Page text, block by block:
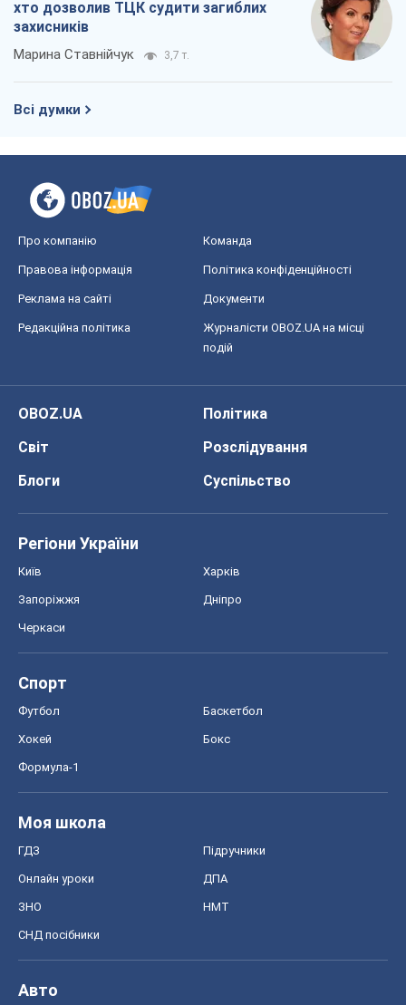
хто дозволив ТЦК судити загиблих
захисників
Марина Ставнійчук 3,7 т.
Всі думки
Про компанію Команда
Правова інформація Політика конфіденційності
Реклама на сайті Документи
Редакційна політика
Журналісти OBOZ.UA на місці
подій
OBOZ.UA
Політика
Світ
Розслідування
Блоги
Суспільство
Регіони України
Київ Харків
Запоріжжя Дніпро
Черкаси
Спорт
Футбол Баскетбол
Хокей Бокс
Формула-1
Моя школа
ГДЗ Підручники
Онлайн уроки ДПА
ЗНО НМТ
СНД посібники
Авто